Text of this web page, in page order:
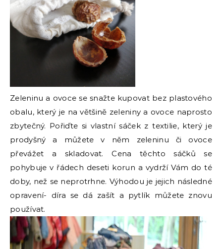
Zeleninu a ovoce se snažte kupovat bez plastového
obalu, který je na většině zeleniny a ovoce naprosto
zbytečný. Pořiďte si vlastní sáček z textilie, který je
prodyšný a můžete v něm zeleninu či ovoce
převážet a skladovat. Cena těchto sáčků se
pohybuje v řádech deseti korun a vydrží Vám do té
doby, než se neprotrhne. Výhodou je jejich následné
opravení- díra se dá zašít a pytlík můžete znovu
používat.